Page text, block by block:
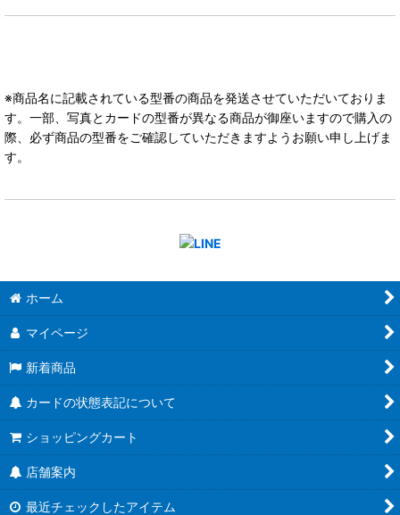
※商品名に記載されている型番の商品を発送させていただいておりま
す。一部、写真とカードの型番が異なる商品が御座いますので購入の
際、必ず商品の型番をご確認していただきますようお願い申し上げま
す。
ホーム
マイページ
新着商品
カードの状態表記について
ショッピングカート
店舗案内
最近チェックしたアイテム